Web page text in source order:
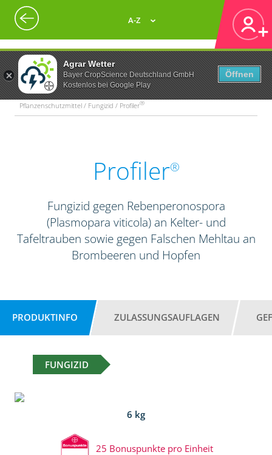
Agrar Wetter
Bayer CropScience Deutschland GmbH
Kostenlos bei Google Play
Öffnen
A-Z
Pflanzenschutzmittel / Fungizid / Profiler®
Profiler®
Fungizid gegen Rebenperonospora
(Plasmopara viticola) an Kelter- und
Tafeltrauben sowie gegen Falschen Mehltau an
Brombeeren und Hopfen
PRODUKTINFO ZULASSUNGSAUFLAGEN
FUNGIZID
6 kg
25 Bonuspunkte pro Einheit